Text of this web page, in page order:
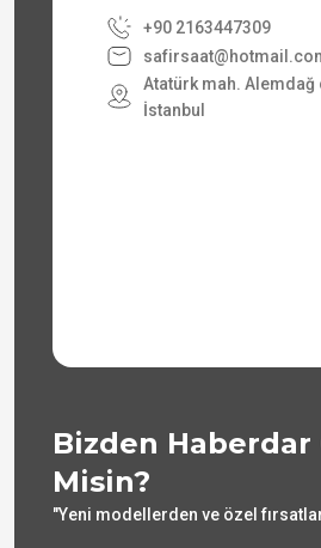
+90 2163447309
Atatürk mah. Alemdağ
İstanbul
Bizden
Misin?
"Yeni modellerden ve özel